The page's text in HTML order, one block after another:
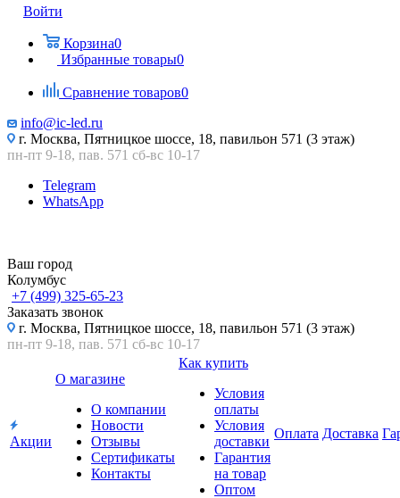
Войти
Корзина0
Избранные товары0
Сравнение товаров0
info@ic-led.ru
г. Москва, Пятницкое шоссе, 18, павильон 571 (3 этаж)
пн-пт 9-18, пав. 571 сб-вс 10-17
Telegram
WhatsApp
Ваш город
Колумбус
+7 (499) 325-65-23
Заказать звонок
г. Москва, Пятницкое шоссе, 18, павильон 571 (3 этаж)
пн-пт 9-18, пав. 571 сб-вс 10-17
Акции
О магазине
О компании
Новости
Отзывы
Сертификаты
Контакты
Как купить
Условия
оплаты
Условия
доставки
Гарантия
на товар
Оптом
Оплата Доставка